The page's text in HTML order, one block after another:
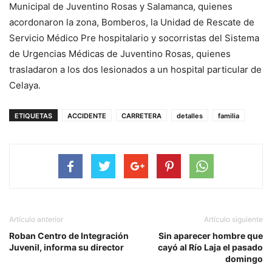
Municipal de Juventino Rosas y Salamanca, quienes
acordonaron la zona, Bomberos, la Unidad de Rescate de
Servicio Médico Pre hospitalario y socorristas del Sistema
de Urgencias Médicas de Juventino Rosas, quienes
trasladaron a los dos lesionados a un hospital particular de
Celaya.
ETIQUETAS ACCIDENTE CARRETERA detalles familia
Artículo anterior
Roban Centro de Integración
Juvenil, informa su director
Artículo siguiente
Sin aparecer hombre que
cayó al Río Laja el pasado
domingo